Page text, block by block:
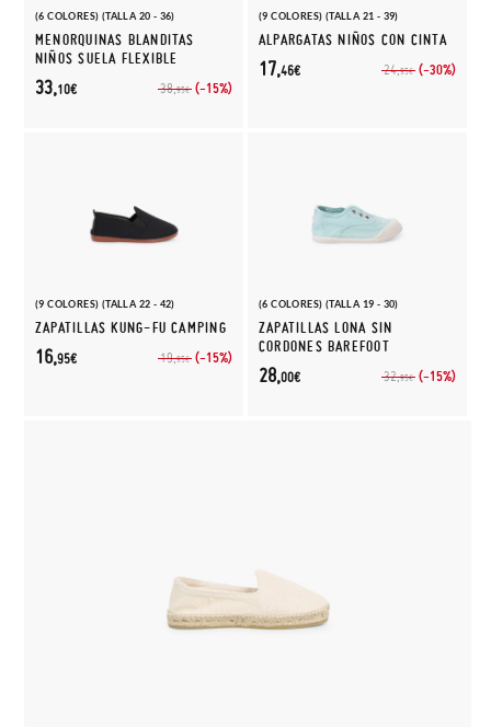
(6 COLORES) (TALLA 20 - 36)
MENORQUINAS BLANDITAS
NIÑOS SUELA FLEXIBLE
38,95€ (-15%)
33,10€
(9 COLORES) (TALLA 21 - 39)
ALPARGATAS NIÑOS CON CINTA
24,95€ (-30%)
17,46€
(9 COLORES) (TALLA 22 - 42)
ZAPATILLAS KUNG-FU CAMPING
19,95€ (-15%)
16,95€
(6 COLORES) (TALLA 19 - 30)
ZAPATILLAS LONA SIN
CORDONES BAREFOOT
32,95€ (-15%)
28,00€